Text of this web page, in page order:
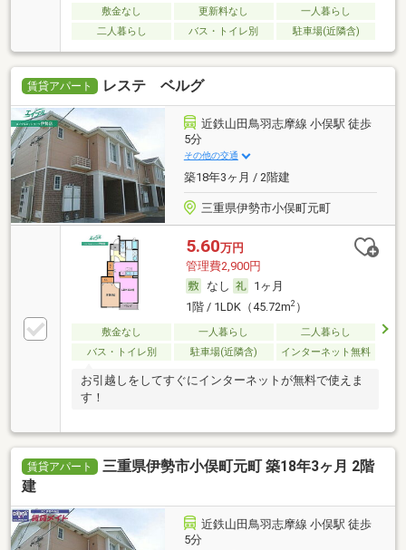
敷金なし 更新料なし
一人暮らし
二人暮らし
バス・トイレ別 駐車場(近隣含)
賃貸アパート レステ ベルグ
近鉄山田鳥羽志摩線 小俣駅 徒歩
5分
その他の交通
築18年3ヶ月 / 2階建
三重県伊勢市小俣町元町
5.60万円
管理費2,900円
なし
1ヶ月
1階 / 1LDK（45.72m2）
敷金なし 一人暮らし
二人暮らし
バス・トイレ別
駐車場(近隣含) インターネット無料
お引越しをしてすぐにインターネットが無料で使えま
す！
賃貸アパート
三重県伊勢市小俣町元町 築18年3ヶ月 2階
建
近鉄山田鳥羽志摩線 小俣駅 徒歩
5分